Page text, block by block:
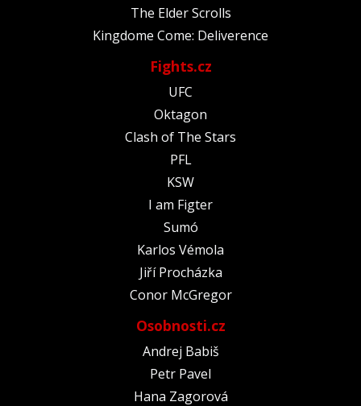
The Elder Scrolls
Kingdome Come: Deliverence
Fights.cz
UFC
Oktagon
Clash of The Stars
PFL
KSW
I am Figter
Sumó
Karlos Vémola
Jiří Procházka
Conor McGregor
Osobnosti.cz
Andrej Babiš
Petr Pavel
Hana Zagorová